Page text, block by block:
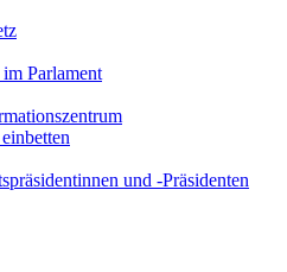
Parlament
und -Präsidenten